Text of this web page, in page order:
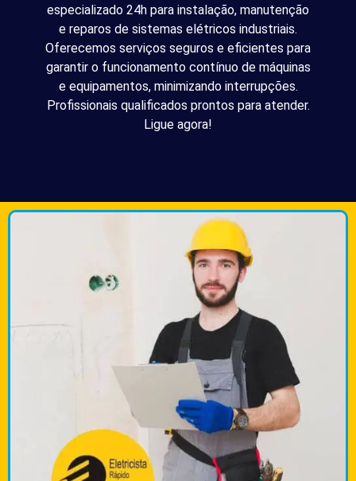
especializado 24h para instalação, manutenção
e reparos de sistemas elétricos industriais.
Oferecemos serviços seguros e eficientes para
garantir o funcionamento contínuo de máquinas
e equipamentos, minimizando interrupções.
Profissionais qualificados prontos para atender.
Ligue agora!